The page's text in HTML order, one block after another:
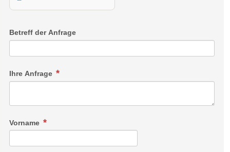
Betreff der Anfrage
Ihre Anfrage
Vorname